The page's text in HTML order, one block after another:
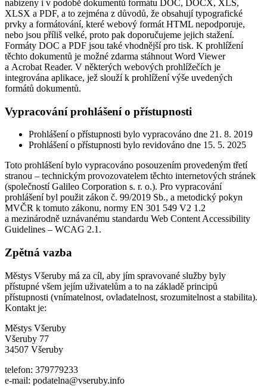
nabízeny i v podobě dokumentů formátu DOC, DOCX, XLS,
XLSX a PDF, a to zejména z důvodů, že obsahují typografické
prvky a formátování, které webový formát HTML nepodporuje,
nebo jsou příliš velké, proto pak doporučujeme jejich stažení.
Formáty DOC a PDF jsou také vhodnější pro tisk. K prohlížení
těchto dokumentů je možné zdarma stáhnout Word Viewer
a Acrobat Reader. V některých webových prohlížečích je
integrována aplikace, jež slouží k prohlížení výše uvedených
formátů dokumentů.
Vypracování prohlášení o přístupnosti
Prohlášení o přístupnosti bylo vypracováno dne 21. 8. 2019
Prohlášení o přístupnosti bylo revidováno dne 15. 5. 2025
Toto prohlášení bylo vypracováno posouzením provedeným třetí
stranou – technickým provozovatelem těchto internetových stránek
(společností Galileo Corporation s. r. o.). Pro vypracování
prohlášení byl použit zákon č. 99/2019 Sb., a metodický pokyn
MVČR k tomuto zákonu, normy EN 301 549 V2 1.2
a mezinárodně uznávanému standardu Web Content Accessibility
Guidelines – WCAG 2.1.
Zpětná vazba
Městys Všeruby má za cíl, aby jím spravované služby byly
přístupné všem jejím uživatelům a to na základě principů
přístupnosti (vnímatelnost, ovladatelnost, srozumitelnost a stabilita).
Kontakt je:
Městys Všeruby
Všeruby 77
34507 Všeruby
telefon: 379779233
e-mail: podatelna@vseruby.info